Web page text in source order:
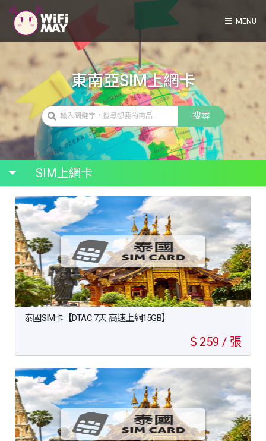
MENU
東南亞SIM上網卡
搜尋
SIM上網卡
WIFI分享器租借
防水相機出租
旅行冷藏盒
泰國SIM卡【DTAC 7天 高速上網15GB】
＄259 / 張